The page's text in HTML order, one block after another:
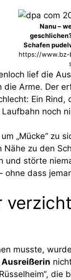
Nanu –
Schafen
https://www.bz-
lief die
die Arme. Der
Ein
noch
„Mücke“ zu
Nähe zu den
und störte
ohne dass
musste,
Ausreißerin